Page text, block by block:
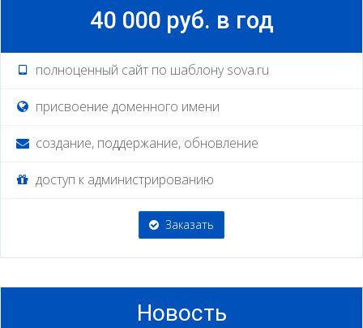
40 000 руб. в год
полноценный сайт по шаблону sova.ru
присвоение доменного имени
создание, поддержание, обновление
доступ к администрированию
Заказать
Новость